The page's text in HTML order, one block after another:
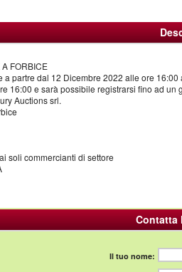
FORBICE
a partre dal 12 Dicembre 2022 alle ore
16:00 e sarà possibile registrarsi fino ad
Auctions srl.
soli commercianti di settore
Contatta
Il tuo nome: